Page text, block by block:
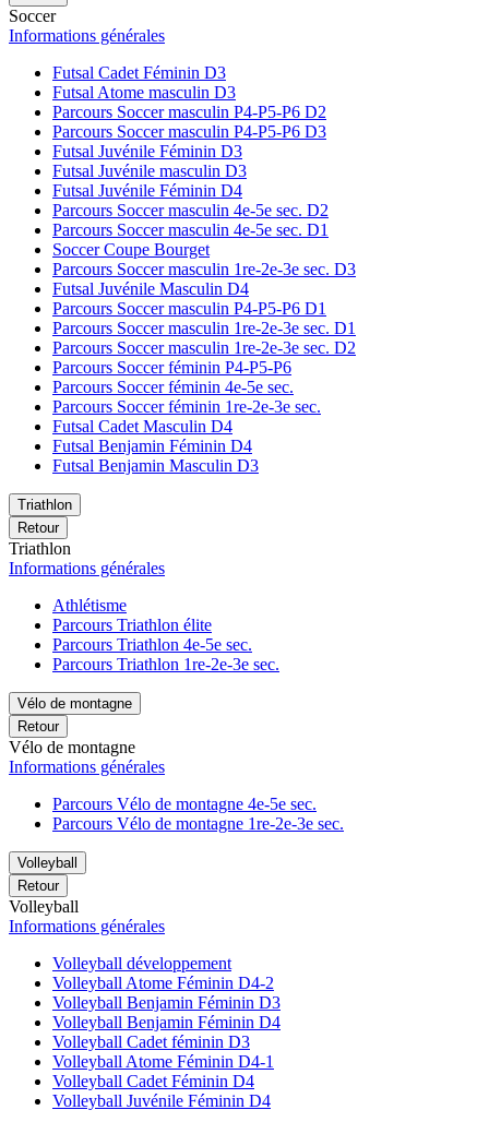
Soccer
Informations générales
Futsal Cadet Féminin D3
Futsal Atome masculin D3
Parcours Soccer masculin P4-P5-P6 D2
Parcours Soccer masculin P4-P5-P6 D3
Futsal Juvénile Féminin D3
Futsal Juvénile masculin D3
Futsal Juvénile Féminin D4
Parcours Soccer masculin 4e-5e sec. D2
Parcours Soccer masculin 4e-5e sec. D1
Soccer Coupe Bourget
Parcours Soccer masculin 1re-2e-3e sec. D3
Futsal Juvénile Masculin D4
Parcours Soccer masculin P4-P5-P6 D1
Parcours Soccer masculin 1re-2e-3e sec. D1
Parcours Soccer masculin 1re-2e-3e sec. D2
Parcours Soccer féminin P4-P5-P6
Parcours Soccer féminin 4e-5e sec.
Parcours Soccer féminin 1re-2e-3e sec.
Futsal Cadet Masculin D4
Futsal Benjamin Féminin D4
Futsal Benjamin Masculin D3
Triathlon
Retour
Triathlon
Informations générales
Athlétisme
Parcours Triathlon élite
Parcours Triathlon 4e-5e sec.
Parcours Triathlon 1re-2e-3e sec.
Vélo de montagne
Retour
Vélo de montagne
Informations générales
Parcours Vélo de montagne 4e-5e sec.
Parcours Vélo de montagne 1re-2e-3e sec.
Volleyball
Retour
Volleyball
Informations générales
Volleyball développement
Volleyball Atome Féminin D4-2
Volleyball Benjamin Féminin D3
Volleyball Benjamin Féminin D4
Volleyball Cadet féminin D3
Volleyball Atome Féminin D4-1
Volleyball Cadet Féminin D4
Volleyball Juvénile Féminin D4